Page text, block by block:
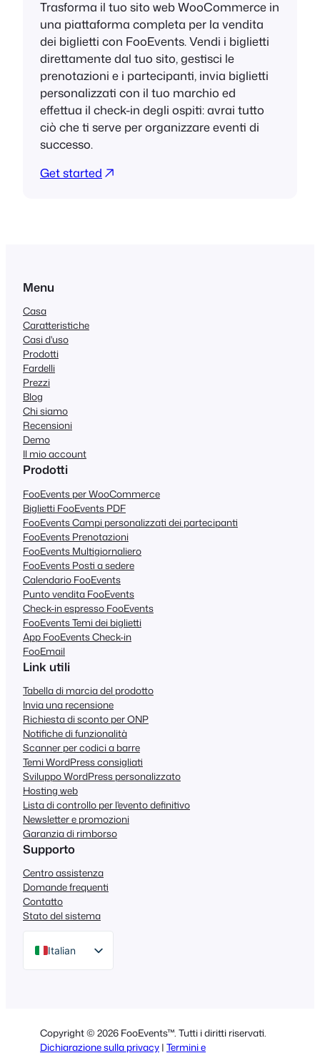
Trasforma il tuo sito web WooCommerce in
una piattaforma completa per la vendita
dei biglietti con FooEvents. Vendi i biglietti
direttamente dal tuo sito, gestisci le
prenotazioni e i partecipanti, invia biglietti
personalizzati con il tuo marchio ed
effettua il check-in degli ospiti: avrai tutto
ciò che ti serve per organizzare eventi di
successo.
Get started
Menu
Casa
Caratteristiche
Casi d'uso
Prodotti
Fardelli
Prezzi
Blog
Chi siamo
Recensioni
Demo
Il mio account
Prodotti
FooEvents per WooCommerce
Biglietti FooEvents PDF
FooEvents Campi personalizzati dei partecipanti
FooEvents Prenotazioni
FooEvents Multigiornaliero
FooEvents Posti a sedere
Calendario FooEvents
Punto vendita FooEvents
Check-in espresso FooEvents
FooEvents Temi dei biglietti
App FooEvents Check-in
FooEmail
Link utili
Tabella di marcia del prodotto
Invia una recensione
Richiesta di sconto per ONP
Notifiche di funzionalità
Scanner per codici a barre
Temi WordPress consigliati
Sviluppo WordPress personalizzato
Hosting web
Lista di controllo per l'evento definitivo
Newsletter e promozioni
Garanzia di rimborso
Supporto
Centro assistenza
Domande frequenti
Contatto
Stato del sistema
Italian
Spanish
Copyright © 2026 FooEvents™. Tutti i diritti riservati.
Dichiarazione sulla privacy | Termini e